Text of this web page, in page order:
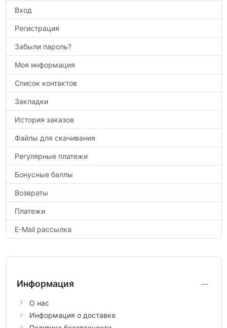
Вход
Регистрация
Забыли пароль?
Моя информация
Список контактов
Закладки
История заказов
Файлы для скачивания
Регулярные платежи
Бонусные баллы
Возвраты
Платежи
E-Mail рассылка
Информация
О нас
Информация о доставке